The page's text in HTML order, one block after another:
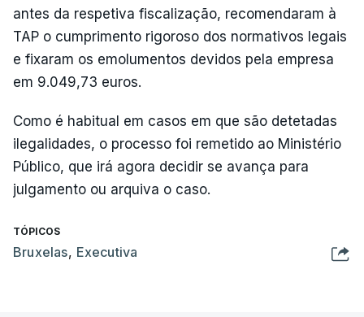
antes da respetiva fiscalização, recomendaram à
TAP o cumprimento rigoroso dos normativos legais
e fixaram os emolumentos devidos pela empresa
em 9.049,73 euros.
Como é habitual em casos em que são detetadas
ilegalidades, o processo foi remetido ao Ministério
Público, que irá agora decidir se avança para
julgamento ou arquiva o caso.
TÓPICOS
Bruxelas, Executiva